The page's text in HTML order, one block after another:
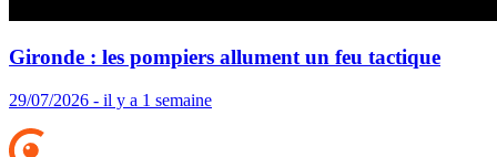
Gironde : les pompiers allument un feu tactique
29/07/2026 - il y a 1 semaine